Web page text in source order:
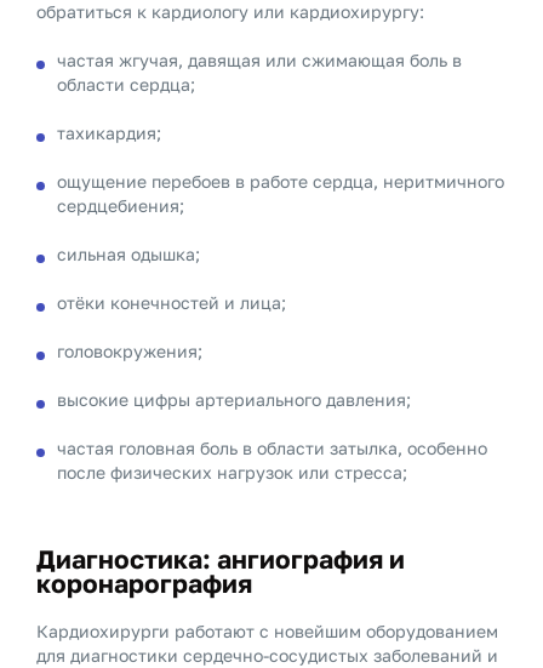
обратиться к кардиологу или кардиохирургу:
частая жгучая, давящая или сжимающая боль в
области сердца;
тахикардия;
ощущение перебоев в работе сердца, неритмичного
сердцебиения;
сильная одышка;
отёки конечностей и лица;
головокружения;
высокие цифры артериального давления;
частая головная боль в области затылка, особенно
после физических нагрузок или стресса;
Диагностика: ангиография и
коронарография
Кардиохирурги работают с новейшим оборудованием
для диагностики сердечно-сосудистых заболеваний и